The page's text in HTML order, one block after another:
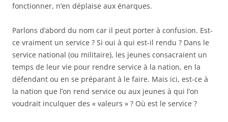
fonctionner, n’en déplaise aux énarques.
Parlons d’abord du nom car il peut porter à confusion. Est-
ce vraiment un service ? Si oui à qui est-il rendu ? Dans le
service national (ou militaire), les jeunes consacraient un
temps de leur vie pour rendre service à la nation, en la
défendant ou en se préparant à le faire. Mais ici, est-ce à
la nation que l’on rend service ou aux jeunes à qui l’on
voudrait inculquer des « valeurs » ? Où est le service ?